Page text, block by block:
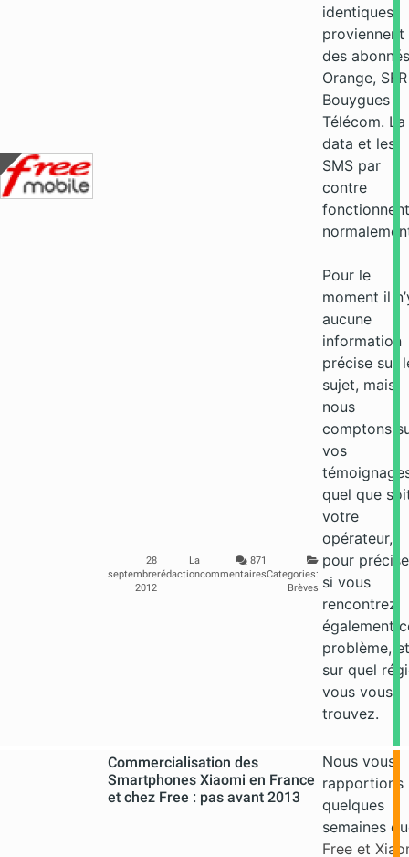
28
septembre
2012
La
rédaction
871
commentairesCategories:
Brèves
identiques
proviennent
des abonnés
Orange,
Bouygues
Télécom. La
data et les
SMS par
contre
fonctionnent
Pour le
moment il
aucune
information
précise sur
sujet, mais
nous
comptons
vos
quel que
votre
opérateur,
pour
si vous
rencontrez
également
problème, et
sur quel
vous vous
trouvez.
Commercialisation des
Smartphones Xiaomi en France
et chez Free : pas avant 2013
Nous vous
rapportions
quelques
semaines
Free et